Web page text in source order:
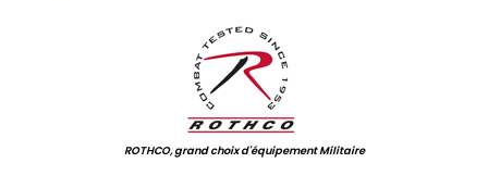
ROTHCO, grand choix d'équipement Militaire